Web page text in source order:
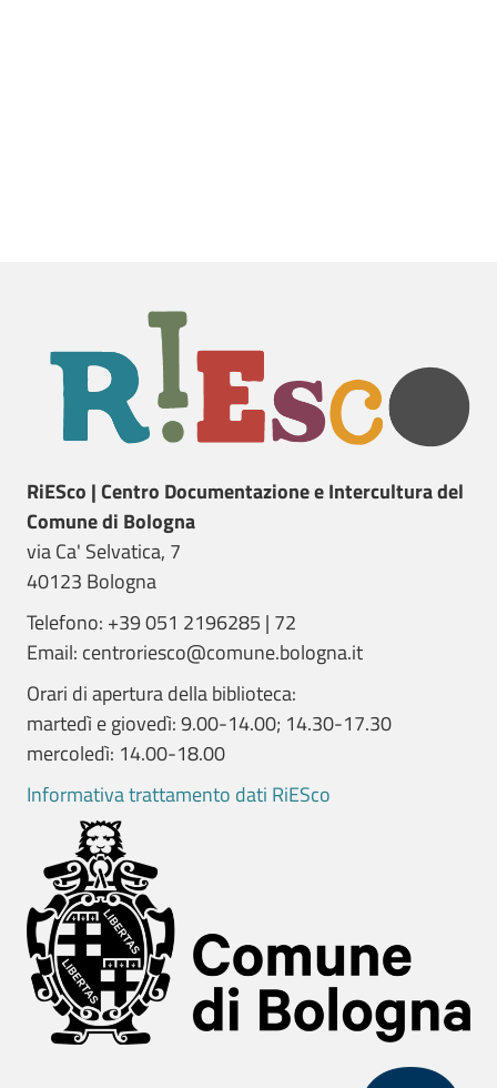
RiESco | Centro Documentazione e Intercultura del
Comune di Bologna
via Ca' Selvatica, 7
40123 Bologna
Telefono: +39 051 2196285 | 72
Email: centroriesco@comune.bologna.it
Orari di apertura della biblioteca:
martedì e giovedì: 9.00-14.00; 14.30-17.30
mercoledì: 14.00-18.00
Informativa trattamento dati RiESco